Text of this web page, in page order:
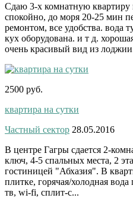
Сдаю 3-х комнатную квартиру
спокойно, до моря 20-25 мин
ремонтом, все удобства. вода
кух оборудована. и т д.
очень красивый вид из
2500 руб.
квартира на сутки
Частный сектор 28.05.2016
В центре Гагры сдается 2-
ключ, 4-5 спальных места, 2
гостиницей "Абхазия". В
плитке, горячая/холодная
тв, wi-fi, сплит-с...